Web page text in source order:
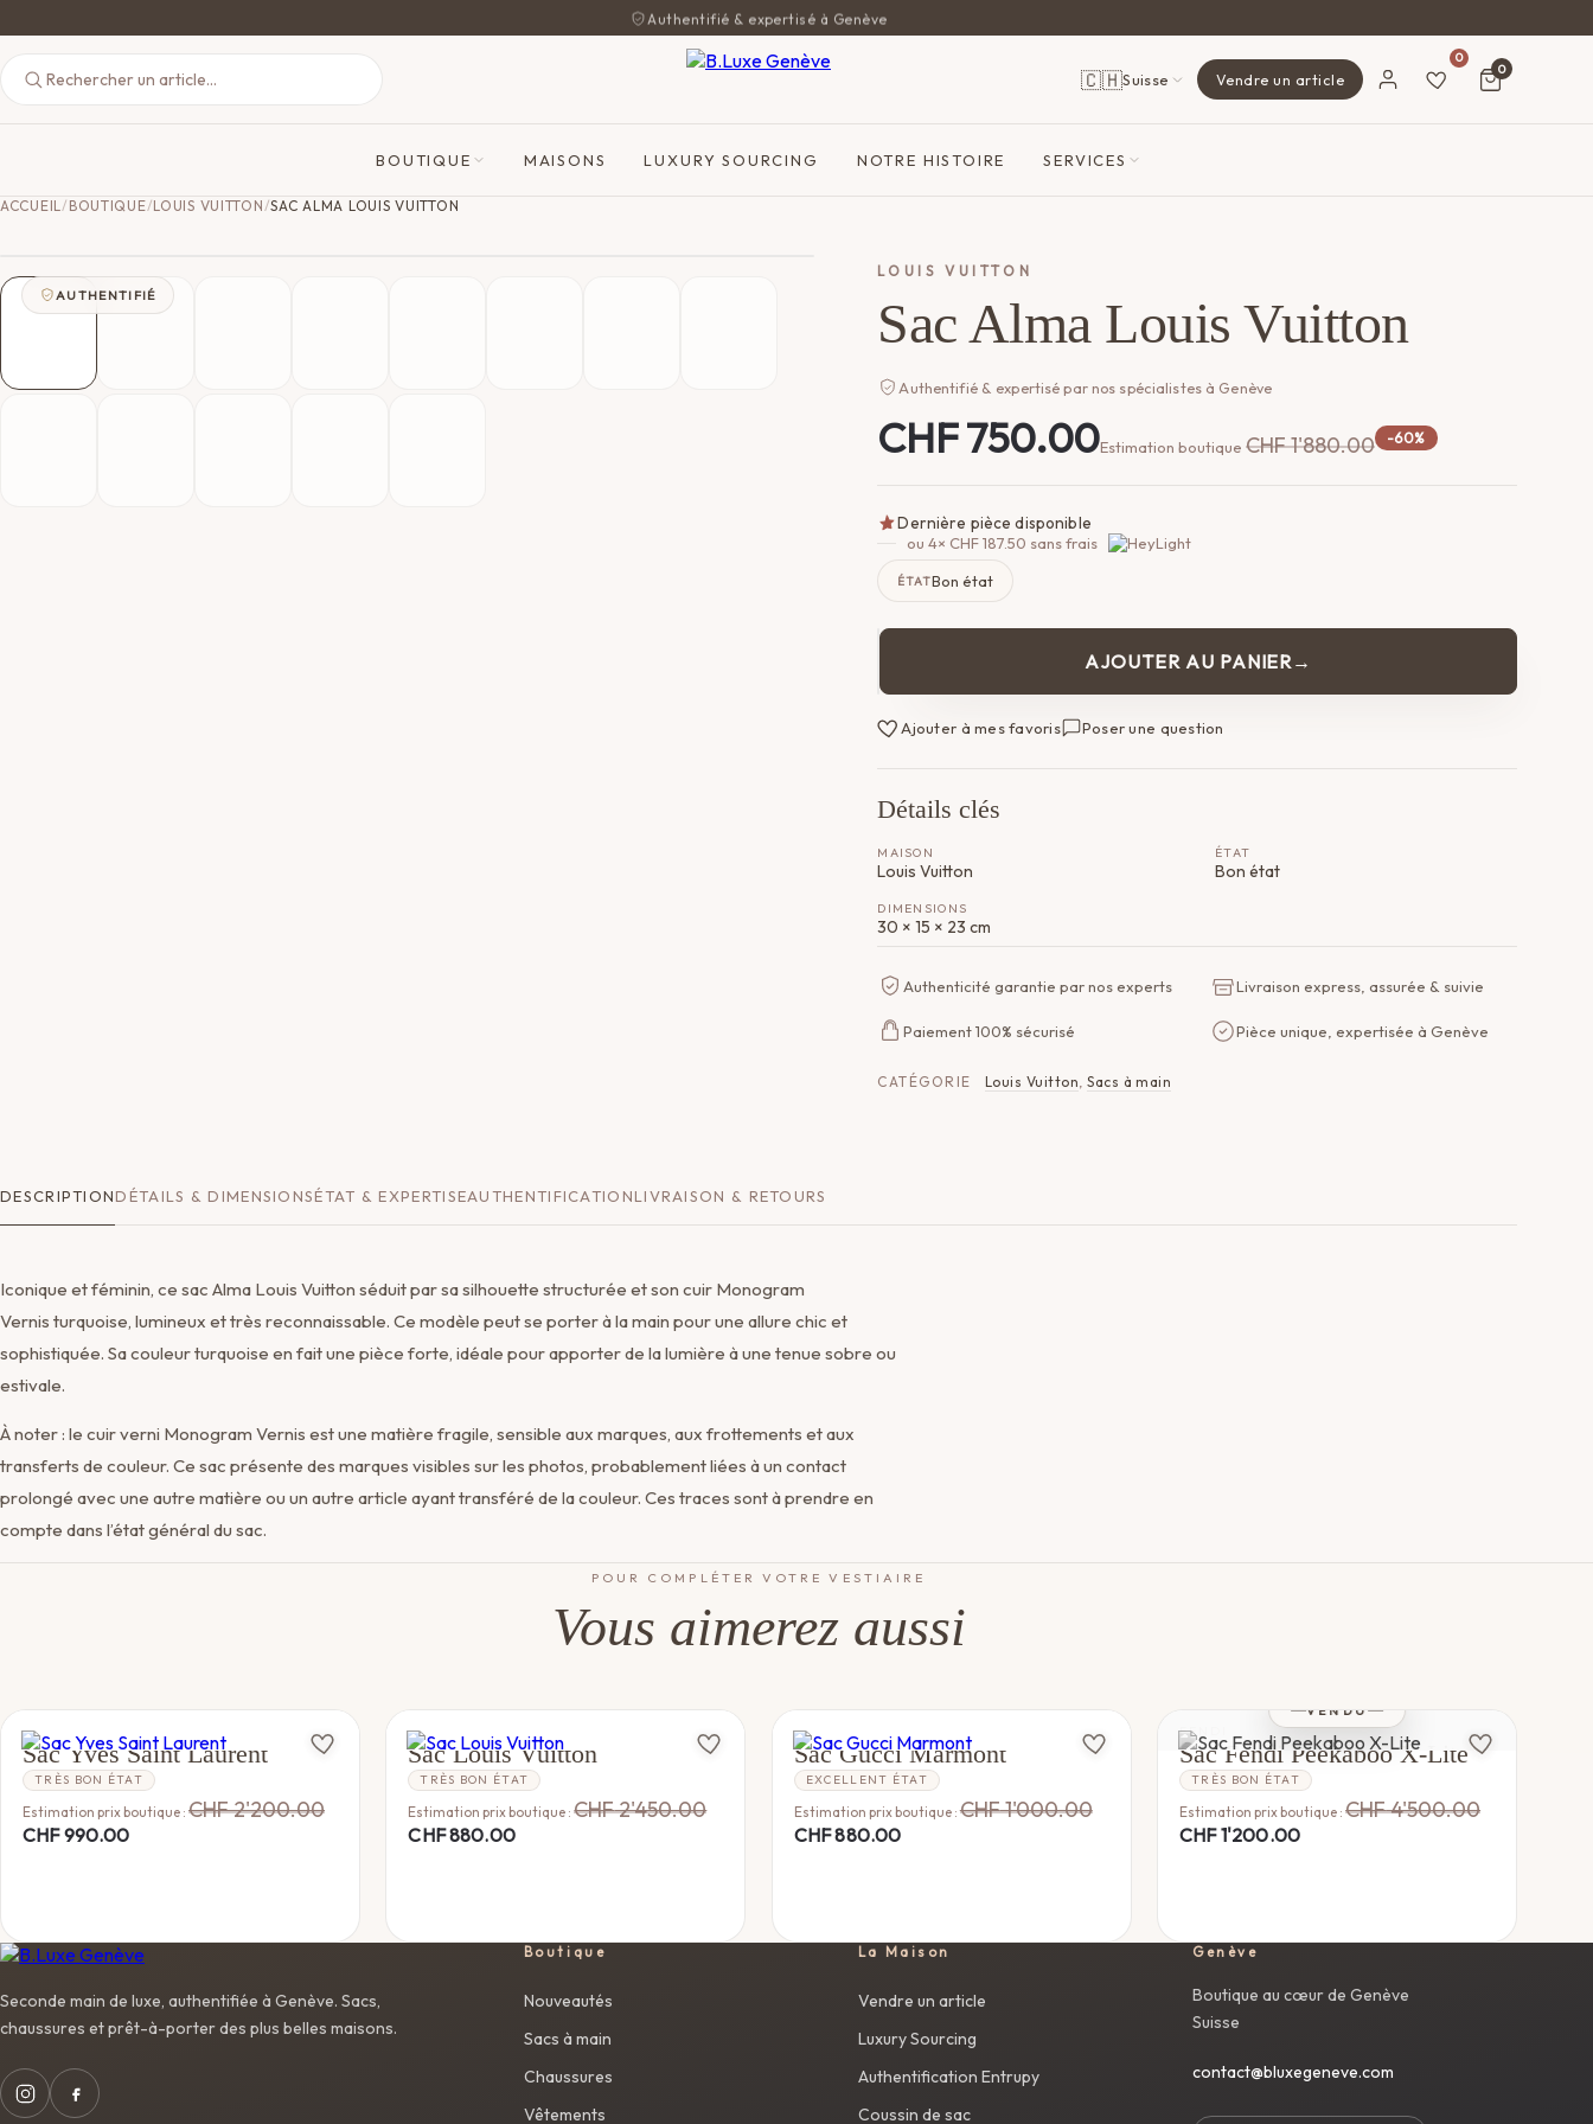
Authentifié & expertisé à Genève
🇨🇭Suisse Vendre un article
0
0
BOUTIQUE MAISONS LUXURY SOURCING NOTRE HISTOIRE SERVICES
ACCUEIL/ BOUTIQUE/LOUIS VUITTON/SAC ALMA LOUIS VUITTON
AUTHENTIFIÉ
LOUIS VUITTON
Sac Alma Louis Vuitton
Authentifié & expertisé par nos spécialistes à Genève
CHF750.00Estimation boutique CHF1'880.00 -60%
Dernière pièce disponible
ou 4× CHF187.50 sans frais
ÉTATBon état
de
Sac
Alma
AJOUTER AU PANIER
Ajouter à mes favoris Poser une question
Détails clés
MAISON
Louis Vuitton
ÉTAT
Bon état
DIMENSIONS
30 × 15 × 23 cm
Authenticité garantie par nos experts Livraison express, assurée & suivie
Paiement 100% sécurisé Pièce unique, expertisée à Genève
CATÉGORIE Louis Vuitton,Sacs à main
DESCRIPTIONDÉTAILS & DIMENSIONSÉTAT & EXPERTISEAUTHENTIFICATIONLIVRAISON & RETOURS
Iconique et féminin, ce sac Alma Louis Vuitton séduit par sa silhouette structurée et son cuir Monogram
Vernis turquoise, lumineux et très reconnaissable. Ce modèle peut se porter à la main pour une allure chic et
sophistiquée. Sa couleur turquoise en fait une pièce forte, idéale pour apporter de la lumière à une tenue sobre ou
estivale.
À noter : le cuir verni Monogram Vernis est une matière fragile, sensible aux marques, aux frottements et aux
transferts de couleur. Ce sac présente des marques visibles sur les photos, probablement liées à un contact
prolongé avec une autre matière ou un autre article ayant transféré de la couleur. Ces traces sont à prendre en
compte dans l’état général du sac.
POUR COMPLÉTER VOTRE VESTIAIRE
Vous aimerez aussi
YVES SAINT LAURENT
Sac Yves Saint Laurent
TRÈS BON ÉTAT
Estimation prix boutique : CHF2'200.00
CHF990.00
LOUIS VUITTON
Sac Louis Vuitton
TRÈS BON ÉTAT
Estimation prix boutique :CHF2'450.00
CHF880.00
GUCCI
Sac Gucci Marmont
EXCELLENT ÉTAT
Estimation prix boutique :CHF1'000.00
CHF880.00
VENDU
FENDI
Sac Fendi Peekaboo X-Lite
TRÈS BON ÉTAT
Estimation prix boutique :CHF4'500.00
CHF1'200.00
Seconde main de luxe, authentifiée à Genève. Sacs,
chaussures et prêt-à-porter des plus belles maisons.
Boutique
Nouveautés
Sacs à main
Chaussures
Vêtements
La Maison
Vendre un article
Luxury Sourcing
Authentification Entrupy
Coussin de sac
Genève
Boutique au cœur de Genève
Suisse
contact@bluxegeneve.com